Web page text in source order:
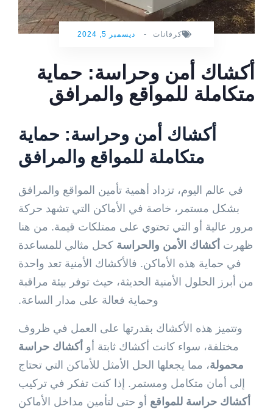
كرفانات - ديسمبر 5, 2024
أكشاك أمن وحراسة: حماية
متكاملة للمواقع والمرافق
أكشاك أمن وحراسة: حماية
متكاملة للمواقع والمرافق
في عالم اليوم، تزداد أهمية تأمين المواقع والمرافق
بشكل مستمر، خاصة في الأماكن التي تشهد حركة
مرور عالية أو التي تحتوي على ممتلكات قيمة. من هنا
ظهرت أكشاك الأمن والحراسة كحل مثالي للمساعدة
في حماية هذه الأماكن. فالأكشاك الأمنية تعد واحدة
من أبرز الحلول الأمنية الحديثة، حيث توفر بيئة مراقبة
وحماية فعالة على مدار الساعة.
وتتميز هذه الأكشاك بقدرتها على العمل في ظروف
مختلفة، سواء كانت أكشاك ثابتة أو أكشاك حراسة
محمولة، مما يجعلها الحل الأمثل للأماكن التي تحتاج
إلى أمان متكامل ومستمر. إذا كنت تفكر في تركيب
أكشاك حراسة للمواقع أو حتى لتأمين مداخل الأماكن